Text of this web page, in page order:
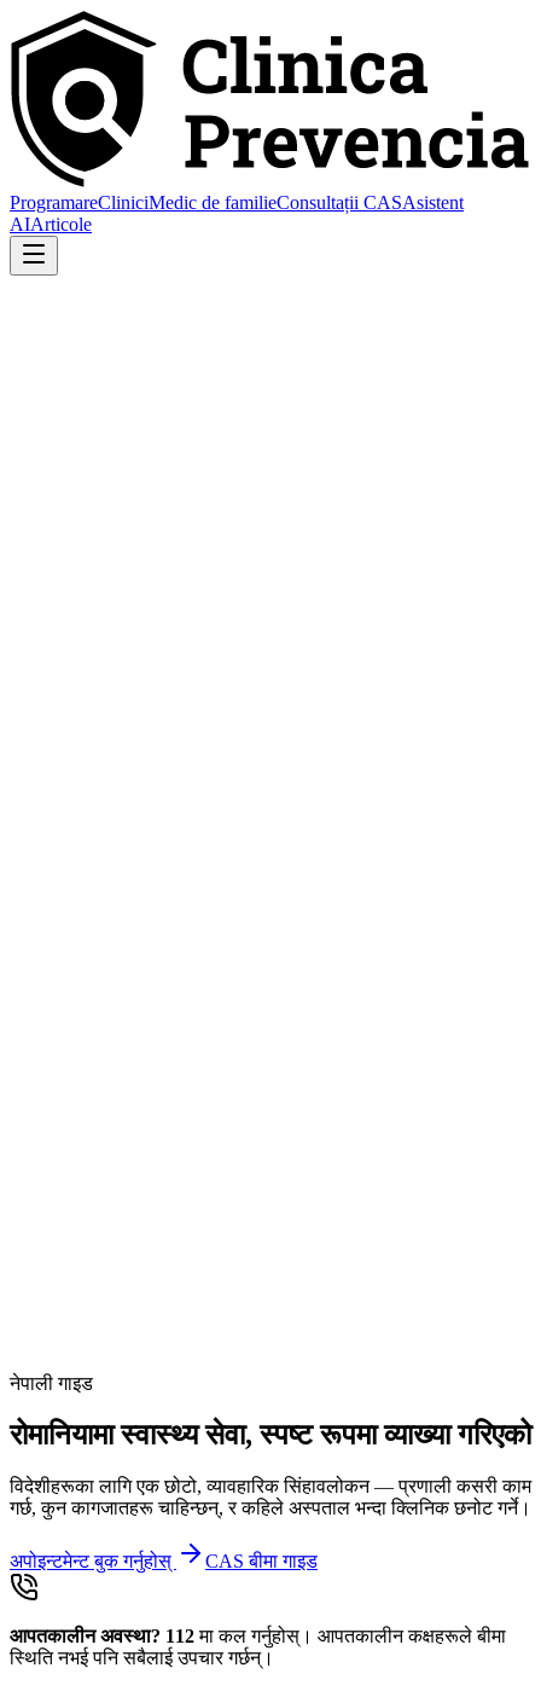
ProgramareCliniciMedic de familieConsultații CASAsistent
AIArticole
नेपाली गाइड
रोमानियामा स्वास्थ्य सेवा, स्पष्ट रूपमा व्याख्या गरिएको
विदेशीहरूका लागि एक छोटो, व्यावहारिक सिंहावलोकन — प्रणाली कसरी काम
गर्छ, कुन कागजातहरू चाहिन्छन्, र कहिले अस्पताल भन्दा क्लिनिक छनोट गर्ने।
अपोइन्टमेन्ट बुक गर्नुहोस् CAS बीमा गाइड
आपतकालीन अवस्था? 112मा कल गर्नुहोस्। आपतकालीन कक्षहरूले बीमा
स्थिति नभई पनि सबैलाई उपचार गर्छन्।